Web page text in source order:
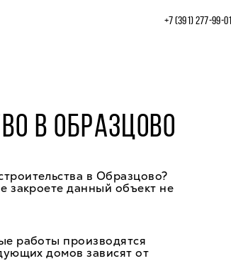
+7 (391) 277‒99‒01
В ОБРАЗЦОВО
в Образцово?
закроете данный объект не
работы производятся
домов зависят от